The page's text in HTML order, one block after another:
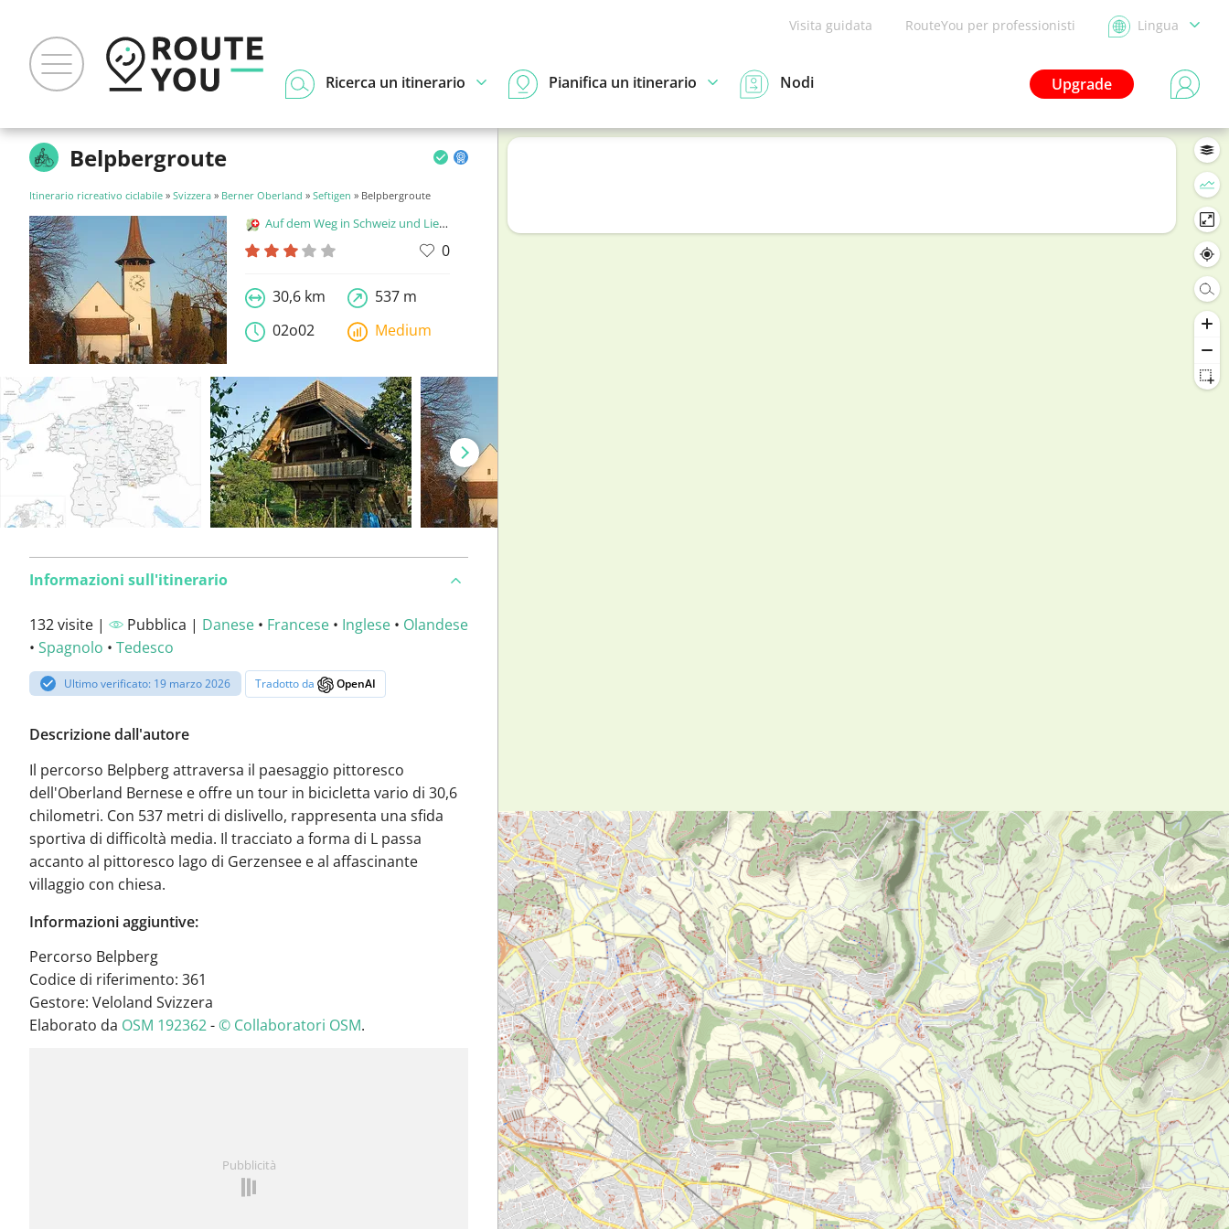
Visita guidata RouteYou per professionisti Lingua
Upgrade
Ricerca un itinerario Pianifica un itinerario Nodi
Belpbergroute
Itinerario ricreativo ciclabile » Svizzera » Berner Oberland » Seftigen » Belpbergroute
Auf dem Weg in Schweiz und Liechtenstein
0
30,6 km
537 m
02o02
Medium
Informazioni sull'itinerario
132 visite | Pubblica | Danese • Francese • Inglese • Olandese
• Spagnolo • Tedesco
Ultimo verificato: 19 marzo 2026 Tradotto da OpenAI
Descrizione dall'autore
Il percorso Belpberg attraversa il paesaggio pittoresco
dell'Oberland Bernese e offre un tour in bicicletta vario di 30,6
chilometri. Con 537 metri di dislivello, rappresenta una sfida
sportiva di difficoltà media. Il tracciato a forma di L passa
accanto al pittoresco lago di Gerzensee e al affascinante
villaggio con chiesa.
Informazioni aggiuntive:
Percorso Belpberg
Codice di riferimento: 361
Gestore: Veloland Svizzera
Elaborato da OSM 192362-© Collaboratori OSM.
Pubblicità